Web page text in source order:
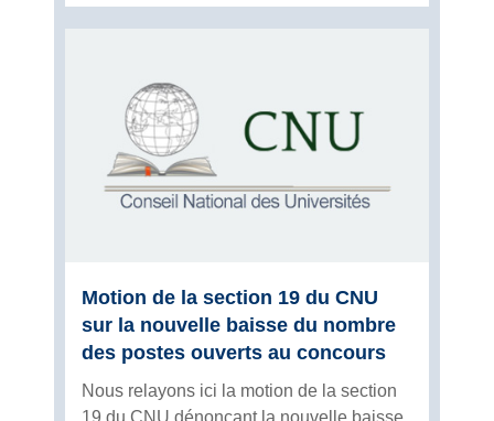
Motion de la section 19 du CNU
sur la nouvelle baisse du nombre
des postes ouverts au concours
Nous relayons ici la motion de la section
19 du CNU dénonçant la nouvelle baisse